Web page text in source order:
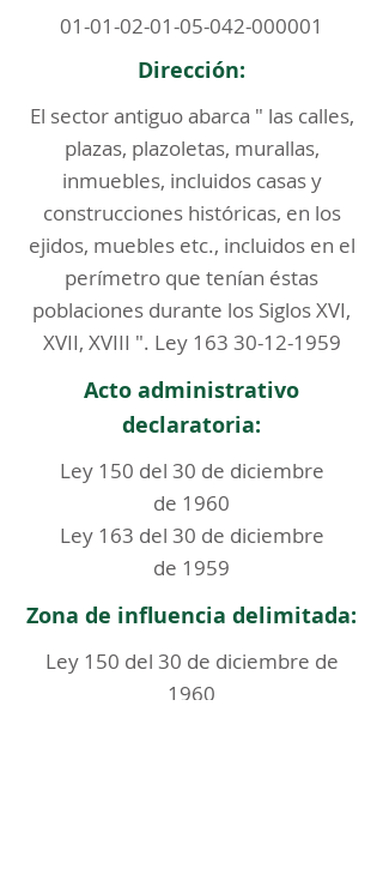
01-01-02-01-05-042-000001
Dirección:
El sector antiguo abarca " las calles,
plazas, plazoletas, murallas,
inmuebles, incluidos casas y
construcciones históricas, en los
ejidos, muebles etc., incluidos en el
perímetro que tenían éstas
poblaciones durante los Siglos XVI,
XVII, XVIII ". Ley 163 30-12-1959
Acto administrativo
declaratoria:
Ley 150 del 30 de diciembre
de 1960
Ley 163 del 30 de diciembre
de 1959
Zona de influencia delimitada:
Ley 150 del 30 de diciembre de
1960